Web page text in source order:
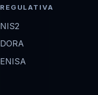
REGULATIVA
NIS2
DORA
ENISA